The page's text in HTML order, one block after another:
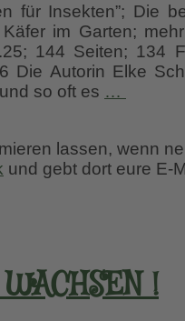
für Insekten”; Die
im Garten;
144 Seiten; 134
Die Autorin Elke
so oft es …
für
lassen, wenn
und gebt dort eure E-
!